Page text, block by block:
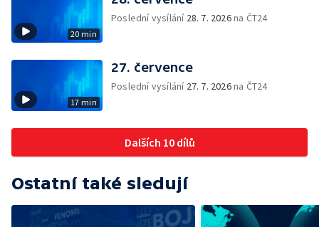
20 min
Poslední vysílání 28. 7. 2026na ČT24
17 min
27. července
Poslední vysílání 27. 7. 2026na ČT24
Dalších 10 dílů
Ostatní také sledují